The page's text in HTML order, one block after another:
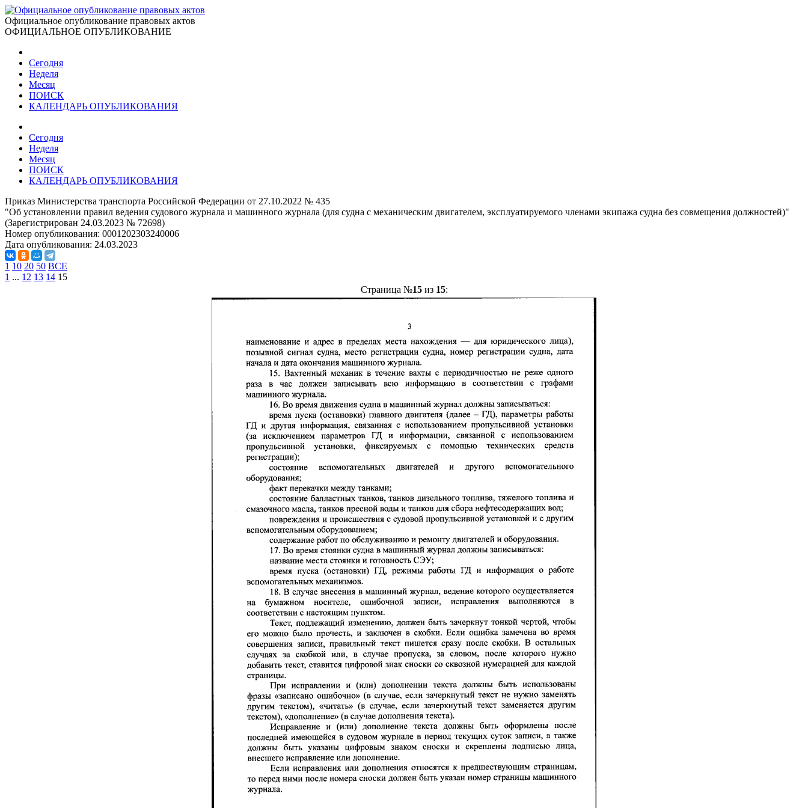
Официальное опубликование правовых актов
ОФИЦИАЛЬНОЕ ОПУБЛИКОВАНИЕ
Сегодня
Неделя
Месяц
ПОИСК
КАЛЕНДАРЬ ОПУБЛИКОВАНИЯ
Сегодня
Неделя
Месяц
ПОИСК
КАЛЕНДАРЬ ОПУБЛИКОВАНИЯ
Приказ Министерства транспорта Российской Федерации от 27.10.2022 № 435
"Об установлении правил ведения судового журнала и машинного журнала (для судна с механическим двигателем, эксплуатируемого членами экипажа судна без совмещения должностей)"
(Зарегистрирован 24.03.2023 № 72698)
Номер опубликования: 0001202303240006
Дата опубликования: 24.03.2023
1 10 20 50 ВСЕ
1 ... 12 13 14 15
Страница №15из 15: